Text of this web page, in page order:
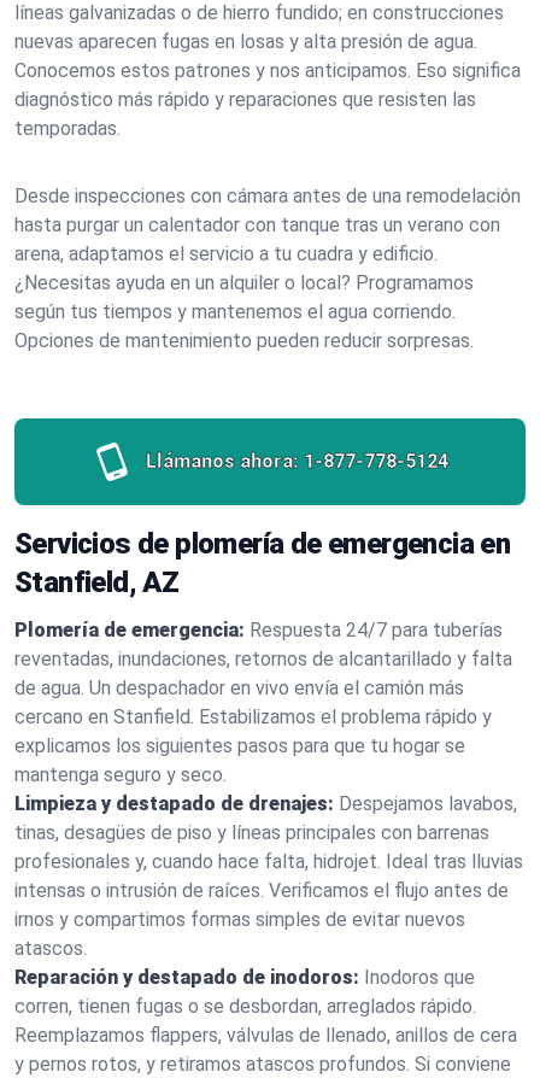
líneas galvanizadas o de hierro fundido; en construcciones
nuevas aparecen fugas en losas y alta presión de agua.
Conocemos estos patrones y nos anticipamos. Eso significa
diagnóstico más rápido y reparaciones que resisten las
temporadas.
Desde inspecciones con cámara antes de una remodelación
hasta purgar un calentador con tanque tras un verano con
arena, adaptamos el servicio a tu cuadra y edificio.
¿Necesitas ayuda en un alquiler o local? Programamos
según tus tiempos y mantenemos el agua corriendo.
Opciones de mantenimiento pueden reducir sorpresas.
Llámanos ahora: 1-877-778-5124
Servicios de plomería de emergencia en
Stanfield, AZ
Plomería de emergencia: Respuesta 24/7 para tuberías
reventadas, inundaciones, retornos de alcantarillado y falta
de agua. Un despachador en vivo envía el camión más
cercano en Stanfield. Estabilizamos el problema rápido y
explicamos los siguientes pasos para que tu hogar se
mantenga seguro y seco.
Limpieza y destapado de drenajes: Despejamos lavabos,
tinas, desagües de piso y líneas principales con barrenas
profesionales y, cuando hace falta, hidrojet. Ideal tras lluvias
intensas o intrusión de raíces. Verificamos el flujo antes de
irnos y compartimos formas simples de evitar nuevos
atascos.
Reparación y destapado de inodoros: Inodoros que
corren, tienen fugas o se desbordan, arreglados rápido.
Reemplazamos flappers, válvulas de llenado, anillos de cera
y pernos rotos, y retiramos atascos profundos. Si conviene